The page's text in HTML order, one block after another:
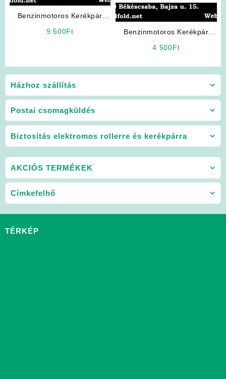
Házhoz szállítás
Postai csomagküldés
Biztosítás elektromos rollerre és kerékpárra
Benzinmotoros Kerékpár
9 500Ft
Benzinmotoros Kerékpár
4 500Ft
AKCIÓS TERMÉKEK
Címkefelhő
TÉRKÉP